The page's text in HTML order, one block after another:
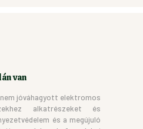
van
jóváhagyott elektromos
alkatrészeket és
és a megújuló